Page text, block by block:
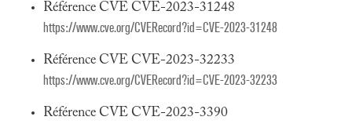
Référence CVE CVE-2023-31248
https://www.cve.org/CVERecord?id=CVE-2023-31248
Référence CVE CVE-2023-32233
https://www.cve.org/CVERecord?id=CVE-2023-32233
Référence CVE CVE-2023-3390